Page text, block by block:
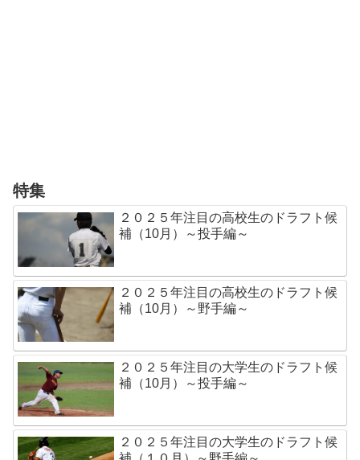
特集
２０２５年注目の高校生のドラフト候
補（10月）～投手編～
２０２５年注目の高校生のドラフト候
補（10月）～野手編～
２０２５年注目の大学生のドラフト候
補（10月）～投手編～
２０２５年注目の大学生のドラフト候